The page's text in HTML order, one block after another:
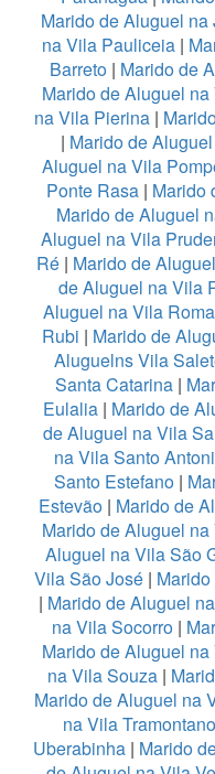
Marido de Aluguel na
na Vila Pauliceia|
Barreto| Marido de
Marido de Aluguel
na Vila Pierina |
| Marido de
Aluguel na Vila
Ponte Rasa| Marido
Marido de Aluguel
Aluguel na Vila
Ré| Marido de
de Aluguel na Vila
Aluguel na Vila
Rubi | Marido de
Aluguelns Vila
Santa Catarina|
Eulalia| Marido de
de Aluguel na Vila
na Vila Santo
Santo Estefano|
Estevão | Marido de
Marido de Aluguel
Aluguel na Vila São
Vila São José|
| Marido de Aluguel
na Vila Socorro|
Marido de Aluguel
na Vila Souza|
Marido de Aluguel na
na Vila Tramontano
Uberabinha | Marido